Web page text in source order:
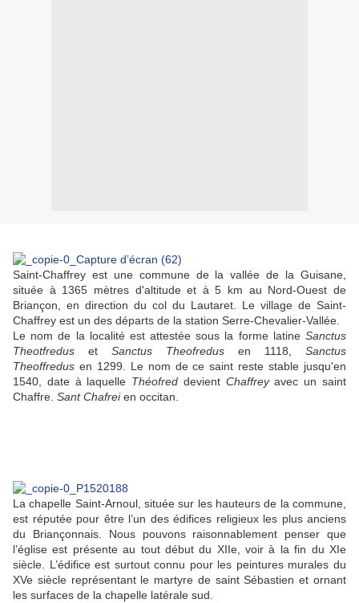
Saint-Chaffrey est une commune de la vallée de la Guisane,
située à 1365 mètres d'altitude et à 5 km au Nord-Ouest de
Briançon, en direction du col du Lautaret. Le village de Saint-
Chaffrey est un des départs de la station Serre-Chevalier-Vallée.
Le nom de la localité est attestée sous la forme latine Sanctus
Theotfredus et Sanctus Theofredus en 1118, Sanctus
Theoffredus en 1299. Le nom de ce saint reste stable jusqu'en
1540, date à laquelle Théofred devient Chaffreyavec un saint
Chaffre. Sant Chafreien occitan.
La chapelle Saint-Arnoul, située sur les hauteurs de la commune,
est réputée pour être l’un des édifices religieux les plus anciens
du Briançonnais. Nous pouvons raisonnablement penser que
l’église est présente au tout début du XIIe, voir à la fin du XIe
siècle. L’édifice est surtout connu pour les peintures murales du
XVe siècle représentant le martyre de saint Sébastien et ornant
les surfaces de la chapelle latérale sud.